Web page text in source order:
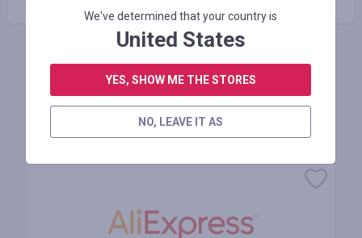
INICIE SESIÓN PARA DEJAR UNA RESEÑA
Tiendas similares
We've determined that your country is
United States
YES, SHOW ME THE STORES
NO, LEAVE IT AS